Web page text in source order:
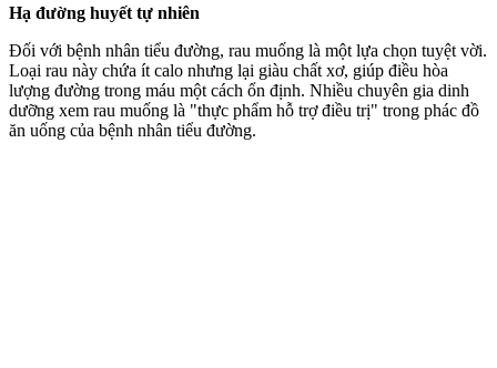
Hạ đường huyết tự nhiên
Đối với bệnh nhân tiểu đường, rau muống là một lựa chọn tuyệt vời.
Loại rau này chứa ít calo nhưng lại giàu chất xơ, giúp điều hòa
lượng đường trong máu một cách ổn định. Nhiều chuyên gia dinh
dưỡng xem rau muống là "thực phẩm hỗ trợ điều trị" trong phác đồ
ăn uống của bệnh nhân tiểu đường.